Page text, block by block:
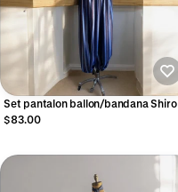
Set pantalon ballon/bandana Shiro
$83.00